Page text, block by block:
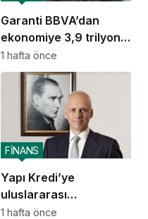
Garanti BBVA’dan
ekonomiye 3,9 trilyon
TL destek
1 hafta önce
Yapı Kredi’ye
uluslararası
piyasalardan 414
FİNANS
1 hafta önce